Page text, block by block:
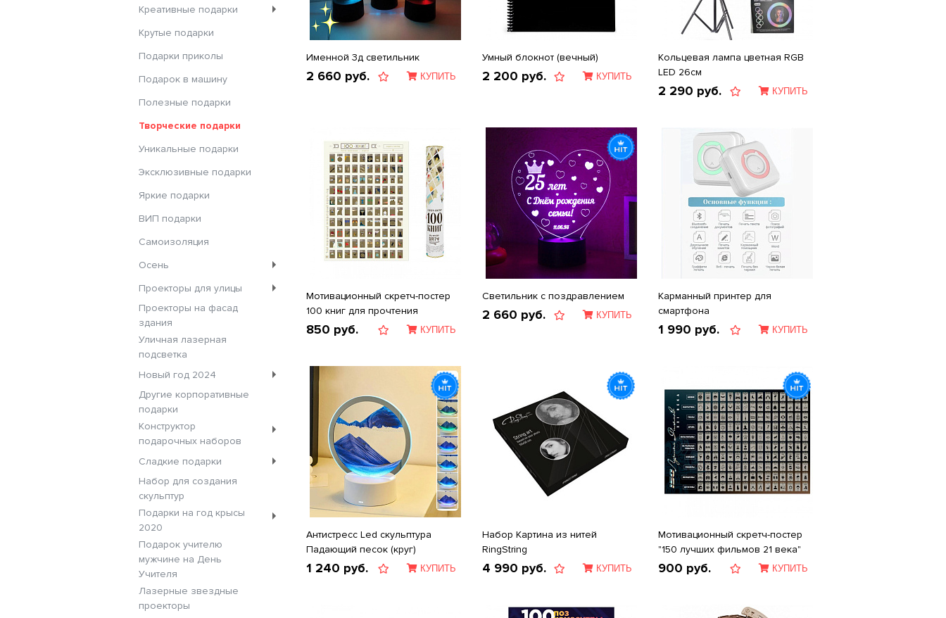
Креативные подарки
Крутые подарки
Подарки приколы
Подарок в машину
Полезные подарки
Творческие подарки
Уникальные подарки
Эксклюзивные подарки
Яркие подарки
ВИП подарки
Самоизоляция
Осень
Проекторы для улицы
Проекторы на фасад
здания
Уличная лазерная
подсветка
Новый год 2024
Другие корпоративные
подарки
Конструктор
подарочных наборов
Сладкие подарки
Набор для создания
скульптур
Подарки на год крысы
2020
Подарок учителю
мужчине на День
Учителя
Лазерные звездные
проекторы
Именной 3д светильник
2 660 руб. КУПИТЬ
Умный блокнот (вечный)
2 200 руб. КУПИТЬ
Кольцевая лампа цветная RGB
LED 26см
2 290 руб. КУПИТЬ
Мотивационный скретч-постер
100 книг для прочтения
850 руб. КУПИТЬ
Светильник с поздравлением
2 660 руб. КУПИТЬ
Карманный принтер для
смартфона
1 990 руб. КУПИТЬ
Антистресс Led скульптура
Падающий песок (круг)
1 240 руб. КУПИТЬ
Набор Картина из нитей
RingString
4 990 руб. КУПИТЬ
Мотивационный скретч-постер
"150 лучших фильмов 21 века"
900 руб. КУПИТЬ